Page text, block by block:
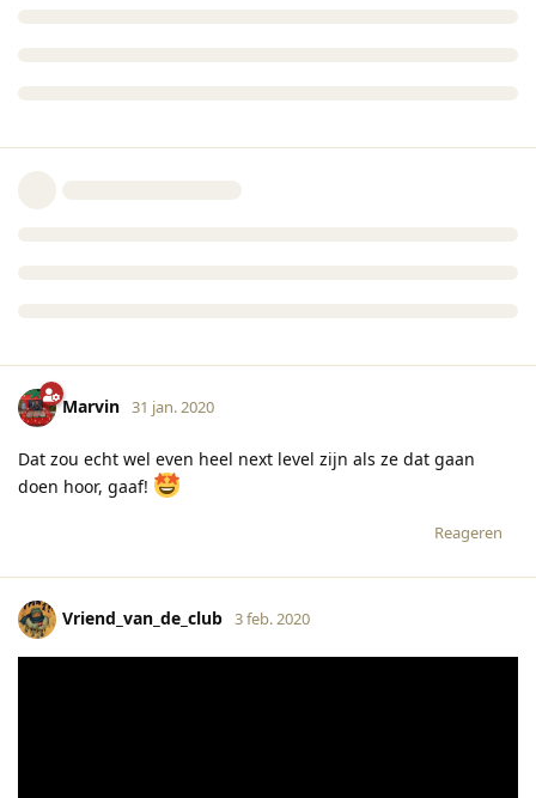
Marvin 31 jan. 2020
Dat zou echt wel even heel next level zijn als ze dat gaan
doen hoor, gaaf!
Reageren
Vriend_van_de_club 3 feb. 2020